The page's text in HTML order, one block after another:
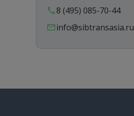
8 (495) 085-70-44
info@sibtransasia.ru